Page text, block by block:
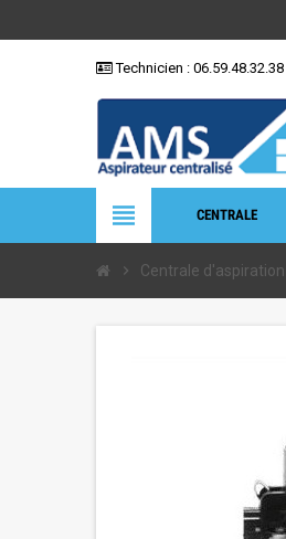
Technicien : 06.59.48.32.38
view_headline CENTRALE
chevron_right Centrale d'aspiration